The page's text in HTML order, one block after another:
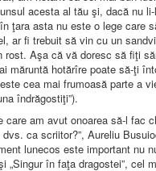
acesta al tău şi, dacă nu
ţara asta nu este o lege care
ar fi trebuit să vin cu un
rost. Aşa că vă doresc să fiţi
măruntă hotărîre poate să-ţi
cea mai frumoasă parte a
îndrăgostiţi”).
care am avut onoarea să-l fac
ca scriitor?”, Aureliu
lunecos este important nu
„Singur în faţa dragostei”, cel